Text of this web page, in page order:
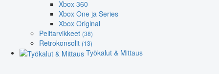
Xbox 360
Xbox One ja Series
Xbox Original
Pelitarvikkeet (38)
Retrokonsolit (13)
Työkalut & Mittaus